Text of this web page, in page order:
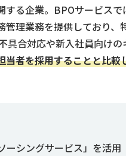
る企業。BPOサービス
理業務を提供しており、
具合対応や新入社員向け
当者を採用することと比較
ーシングサービス」を活用